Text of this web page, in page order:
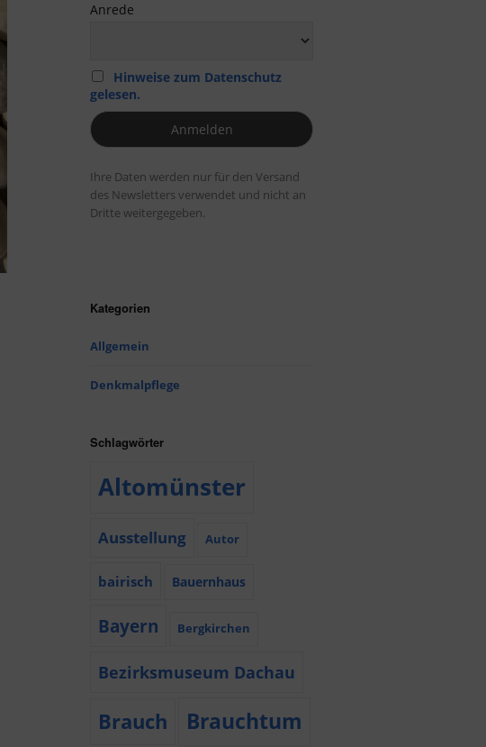
Anrede
Hinweise zum Datenschutz
gelesen.
Ihre Daten werden nur für den Versand
des Newsletters verwendet und nicht an
Dritte weitergegeben.
Kategorien
Allgemein
Denkmalpflege
Schlagwörter
Altomünster
Ausstellung Autor
bairisch Bauernhaus
Bayern Bergkirchen
Bezirksmuseum Dachau
Brauch Brauchtum